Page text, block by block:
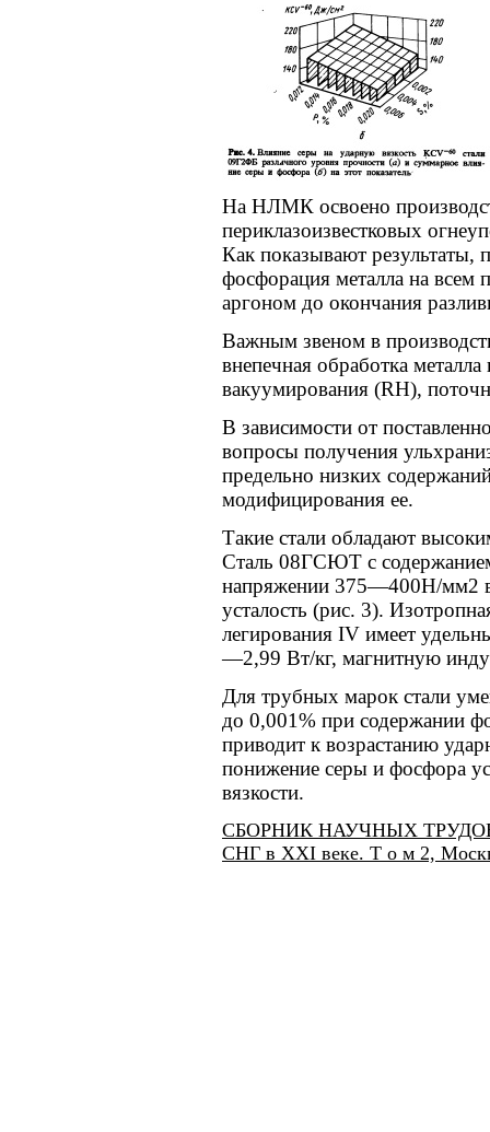
На НЛМК освоено
периклазоизвестковых
Как показывают результаты,
фосфорация металла на всем
аргоном до окончания
Важным звеном в
внепечная обработка
вакуумирования (RH),
В зависимости от
вопросы получения
предельно низких
модифицирования ее.
Такие стали обладают
Сталь 08ГСЮТ с
напряжении 375—400Н/мм2
усталость (рис. 3).
легирования IV имеет
—2,99 Вт/кг, магнитную
Для трубных марок стали
до 0,001% при содержании
приводит к возрастанию
понижение серы и фосфора
вязкости.
СБОРНИК НАУЧНЫХ ТРУДОВ
СНГ в XXI веке. Т о м 2,